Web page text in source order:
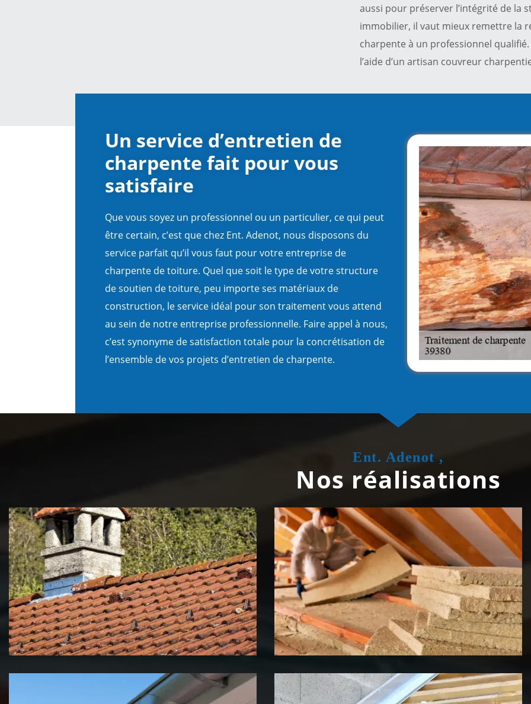
aussi pour préserver l’intégrité de la
immobilier, il vaut mieux remettre la
charpente à un professionnel
l’aide d’un artisan couvreur
Un service d’entretien de
charpente fait pour vous
satisfaire
Que vous soyez un professionnel ou un particulier, ce qui peut
être certain, c’est que chez Ent. Adenot, nous disposons du
service parfait qu’il vous faut pour votre entreprise de
charpente de toiture. Quel que soit le type de votre structure
de soutien de toiture, peu importe ses matériaux de
construction, le service idéal pour son traitement vous attend
au sein de notre entreprise professionnelle. Faire appel à nous,
c’est synonyme de satisfaction totale pour la concrétisation de
l’ensemble de vos projets d’entretien de charpente.
Ent. Adenot ,
Nos réalisations
Couvreur zingueur 39 Jura Isolation de toiture 39 Jura